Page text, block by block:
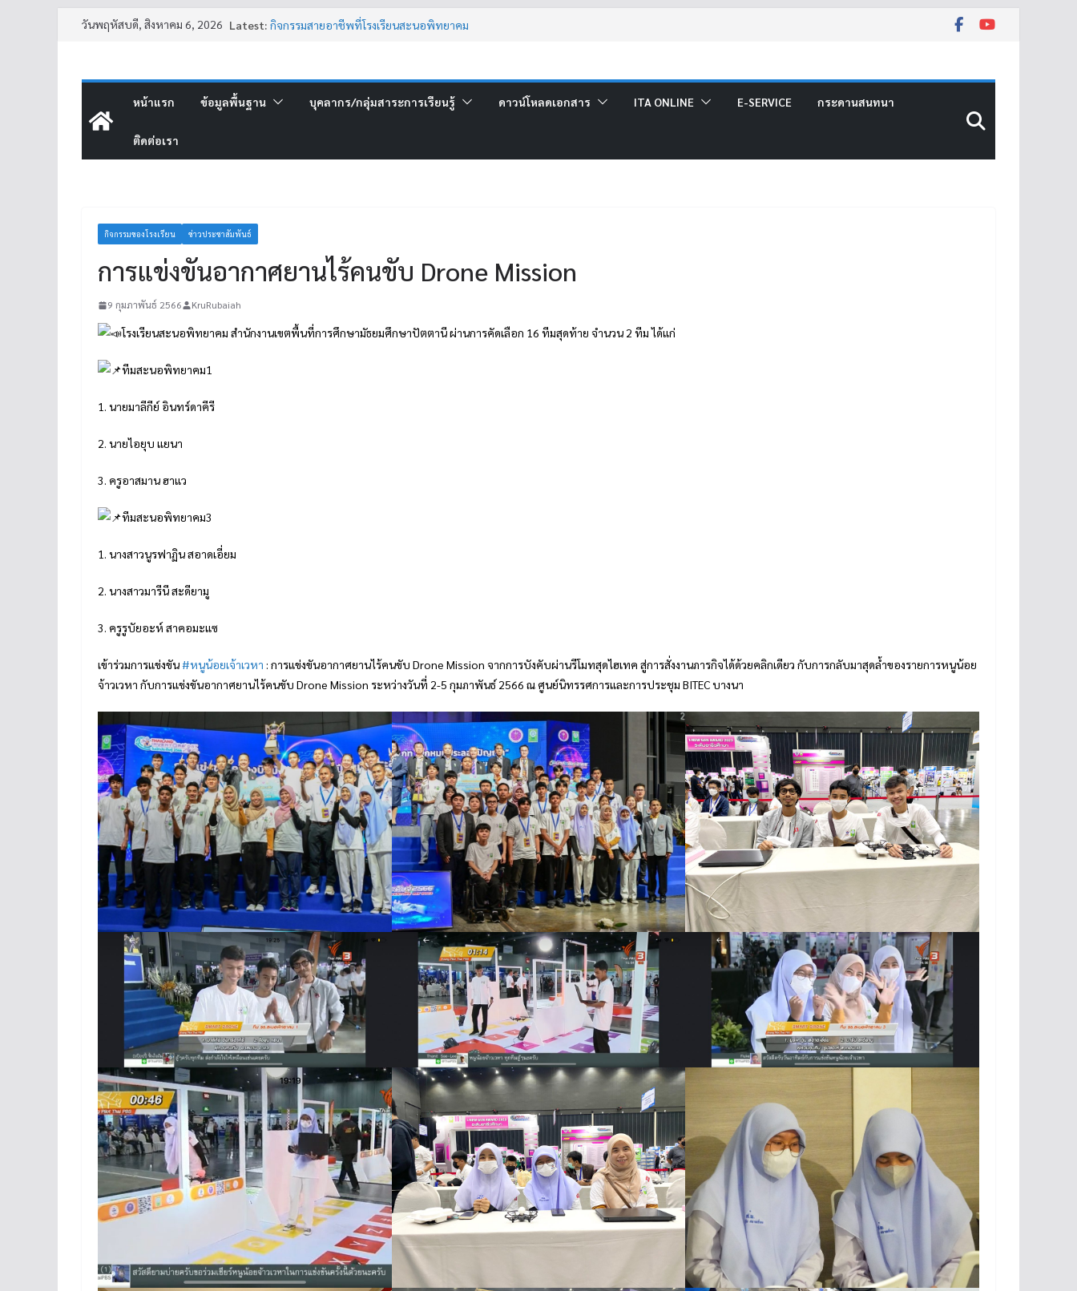
วันพฤหัสบดี, สิงหาคม 6, 2026 Latest: กิจกรรมสายอาชีพที่โรงเรียนสะนอพิทยาคม
หน้าแรก
ข้อมูลพื้นฐาน บุคลากร/กลุ่มสาระการเรียนรู้ ดาวน์โหลดเอกสาร ITA ONLINE E-SERVICE กระดานสนทนา
ติดต่อเรา
กิจกรรมของโรงเรียน ข่าวประชาสัมพันธ์
การแข่งขันอากาศยานไร้คนขับ Drone Mission
9 กุมภาพันธ์ 2566 KruRubaiah
โรงเรียนสะนอพิทยาคม สำนักงานเขตพื้นที่การศึกษามัธยมศึกษาปัตตานี ผ่านการคัดเลือก 16 ทีมสุดท้าย จำนวน 2 ทีม ได้แก่
ทีมสะนอพิทยาคม1
1. นายมาลีกีย์ อินทร์ดาคีรี
2. นายไอยุบ แยนา
3. ครูอาสมาน ฮาแว
ทีมสะนอพิทยาคม3
1. นางสาวนูรฟาฏิน สอาดเอี่ยม
2. นางสาวมารีนี สะดียามู
3. ครูรูบัยอะห์ สาคอมะแซ
เข้าร่วมการแข่งขัน#หนูน้อยเจ้าเวหา : การแข่งขันอากาศยานไร้คนขับ Drone Mission จากการบังคับผ่านรีโมทสุดไฮเทค สู่การสั่งงานภารกิจได้ด้วยคลิกเดียว กับการกลับมาสุดล้ำของรายการหนูน้อย
จ้าวเวหา กับการแข่งขันอากาศยานไร้คนขับ Drone Mission ระหว่างวันที่ 2-5 กุมภาพันธ์ 2566 ณ ศูนย์นิทรรศการและการประชุม BITEC บางนา